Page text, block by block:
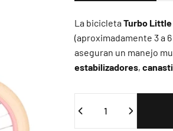
La bicicletaTurbo Little
(aproximadamente 3 a
aseguran un manejo
estabilizadores,